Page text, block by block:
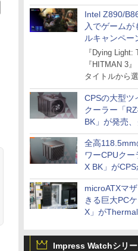
Intel Z890/
入でゲームが
ルキャンペー
『Dying Light:
『HITMAN 3
タイトルから
CPSの大型ツ
クーラー「
BK」が発売、
プに5インチ
全高118.5mm
ワーCPUク
X BK」がCPS
microATXマ
きる巨大PC
X」が
Impress Watchシリ